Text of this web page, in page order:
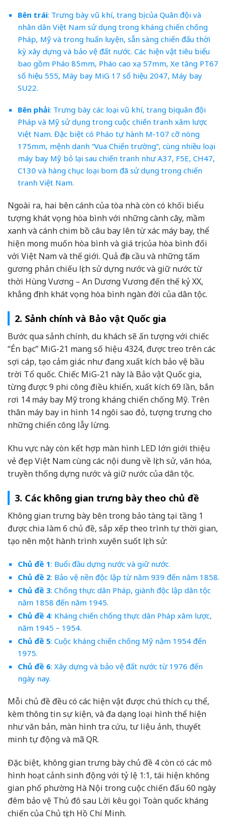
Bên trái: Trưng bày vũ khí, trang bị của Quân đội và
nhân dân Việt Nam sử dụng trong kháng chiến chống
Pháp, Mỹ và trong huấn luyện, sẵn sàng chiến đấu thời
kỳ xây dựng và bảo vệ đất nước. Các hiện vật tiêu biểu
bao gồm Pháo 85mm, Pháo cao xạ 57mm, Xe tăng PT67
số hiệu 555, Máy bay MiG 17 số hiệu 2047, Máy bay
SU22.
Bên phải: Trưng bày các loại vũ khí, trang bị quân đội
Pháp và Mỹ sử dụng trong cuộc chiến tranh xâm lược
Việt Nam. Đặc biệt có Pháo tự hành M-107 cỡ nòng
175mm, mệnh danh “Vua Chiến trường”, cùng nhiều loại
máy bay Mỹ bỏ lại sau chiến tranh như A37, F5E, CH47,
C130 và hàng chục loại bom đã sử dụng trong chiến
tranh Việt Nam.
Ngoài ra, hai bên cánh của tòa nhà còn có khối biểu
tượng khát vọng hòa bình với những cành cây, mầm
xanh và cánh chim bồ câu bay lên từ xác máy bay, thể
hiện mong muốn hòa bình và giá trị của hòa bình đối
với Việt Nam và thế giới. Quả địa cầu và những tấm
gương phản chiếu lịch sử dựng nước và giữ nước từ
thời Hùng Vương – An Dương Vương đến thế kỷ XX,
khẳng định khát vọng hòa bình ngàn đời của dân tộc.
2. Sảnh chính và Bảo vật Quốc gia
Bước qua sảnh chính, du khách sẽ ấn tượng với chiếc
“Én bạc” MiG-21 mang số hiệu 4324, được treo trên các
sợi cáp, tạo cảm giác như đang xuất kích bảo vệ bầu
trời Tổ quốc. Chiếc MiG-21 này là Bảo vật Quốc gia,
từng được 9 phi công điều khiển, xuất kích 69 lần, bắn
rơi 14 máy bay Mỹ trong kháng chiến chống Mỹ. Trên
thân máy bay in hình 14 ngôi sao đỏ, tượng trưng cho
những chiến công lẫy lừng.
Khu vực này còn kết hợp màn hình LED lớn giới thiệu
vẻ đẹp Việt Nam cùng các nội dung về lịch sử, văn hóa,
truyền thống dựng nước và giữ nước của dân tộc.
3. Các không gian trưng bày theo chủ đề
Không gian trưng bày bên trong bảo tàng tại tầng 1
được chia làm 6 chủ đề, sắp xếp theo trình tự thời gian,
tạo nên một hành trình xuyên suốt lịch sử:
Chủ đề 1: Buổi đầu dựng nước và giữ nước.
Chủ đề 2: Bảo vệ nền độc lập từ năm 939 đến năm 1858.
Chủ đề 3: Chống thực dân Pháp, giành độc lập dân tộc
năm 1858 đến năm 1945.
Chủ đề 4: Kháng chiến chống thực dân Pháp xâm lược,
năm 1945 – 1954.
Chủ đề 5: Cuộc kháng chiến chống Mỹ năm 1954 đến
1975.
Chủ đề 6: Xây dựng và bảo vệ đất nước từ 1976 đến
ngày nay.
Mỗi chủ đề đều có các hiện vật được chú thích cụ thể,
kèm thông tin sự kiện, và đa dạng loại hình thể hiện
như văn bản, màn hình tra cứu, tư liệu ảnh, thuyết
minh tự động và mã QR.
Đặc biệt, không gian trưng bày chủ đề 4 còn có các mô
hình hoạt cảnh sinh động với tỷ lệ 1:1, tái hiện không
gian phố phường Hà Nội trong cuộc chiến đấu 60 ngày
đêm bảo vệ Thủ đô sau Lời kêu gọi Toàn quốc kháng
chiến của Chủ tịch Hồ Chí Minh.